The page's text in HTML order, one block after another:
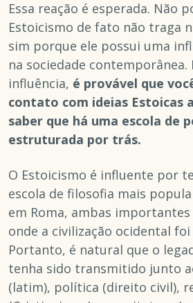
Essa reação é esperada. Não
Estoicismo de fato não traga
sim porque ele possui uma
na sociedade contemporânea.
influência, é provável que
contato com ideias Estoicas
saber que há uma escola de
estruturada por trás.
O Estoicismo é influente por
escola de filosofia mais
em Roma, ambas
onde a civilização ocidental
Portanto, é natural que o
tenha sido transmitido junto
(latim), política (direito civil),